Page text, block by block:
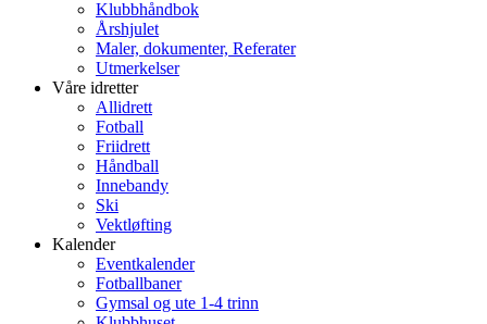
Klubbhåndbok
Årshjulet
Maler, dokumenter, Referater
Utmerkelser
Våre idretter
Allidrett
Fotball
Friidrett
Håndball
Innebandy
Ski
Vektløfting
Kalender
Eventkalender
Fotballbaner
Gymsal og ute 1-4 trinn